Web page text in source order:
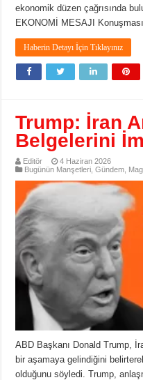
ekonomik düzen çağrısında
EKONOMİ MESAJI
Haberin Detayı İçin Tıklayınız
Trump: İran
Belgelerini
Editör
4 Haziran 2026
Bugünün Manşetleri ,Gündem
ABD Başkanı Donald Trump,
bir aşamaya gelindiğini
olduğunu söyledi. Trump,